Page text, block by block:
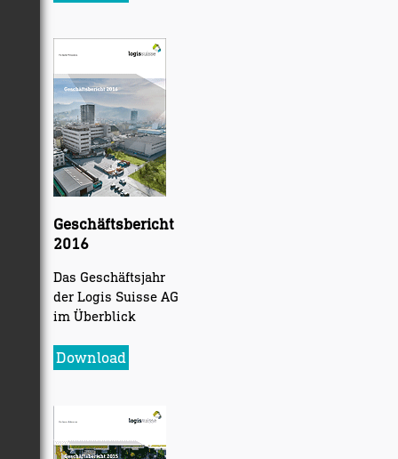
Geschäftsbericht
2016
Das Geschäftsjahr
der Logis Suisse AG
im Überblick
Download